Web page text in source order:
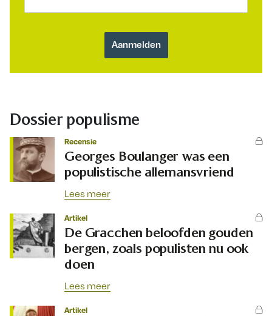
Dossier populisme
Recensie
Georges Boulanger was een
populistische allemansvriend
Lees meer
Artikel
De Gracchen beloofden gouden
bergen, zoals populisten nu ook
doen
Lees meer
Artikel